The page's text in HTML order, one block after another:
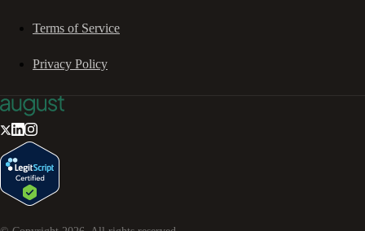
Terms of Service
Privacy Policy